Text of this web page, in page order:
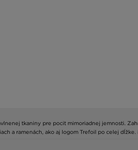
tkaniny pre pocit mimoriadnej jemnosti.
a ramenách, ako aj logom Trefoil po celej